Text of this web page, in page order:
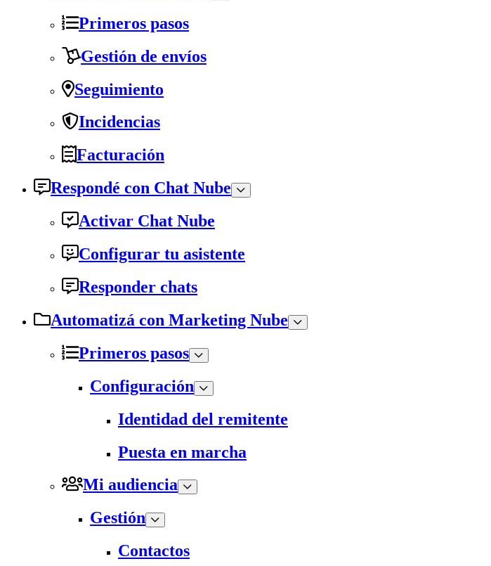
Primeros pasos
Gestión de envíos
Seguimiento
Incidencias
Facturación
Respondé con Chat Nube
Activar Chat Nube
Configurar tu asistente
Responder chats
Automatizá con Marketing Nube
Primeros pasos
Configuración
Identidad del remitente
Puesta en marcha
Mi audiencia
Gestión
Contactos